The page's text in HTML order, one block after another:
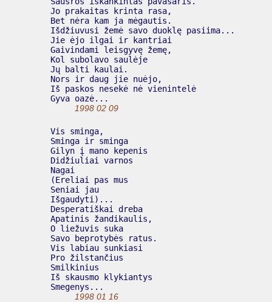
  Jo prakaitas krinta rasa,
  Bet nėra kam ja mėgautis.
  Išdžiuvusi žemė savo duoklę pasiima...
  Jie ėjo ilgai ir kantriai
  Gaivindami leisgyvę žemę,
  Kol subolavo saulėje
  Jų balti kaulai.
  Nors ir daug jie nuėjo,
  Iš paskos nesekė nė vienintelė
  Gyva oazė...
1998 02 09
  Vis sminga,
  Sminga ir sminga
  Gilyn į mano kepenis
  Didžiuliai varnos
  Nagai
  (Ereliai pas mus
  Seniai jau
  Išgaudyti)...
  Desperatiškai dreba
  Apatinis žandikaulis,
  O liežuvis suka
  Savo beprotybės ratus.
  Vis labiau sunkiasi
  Pro žilstančius
  Smilkinius
  Iš skausmo klykiantys
  Smegenys...
1998 01 16